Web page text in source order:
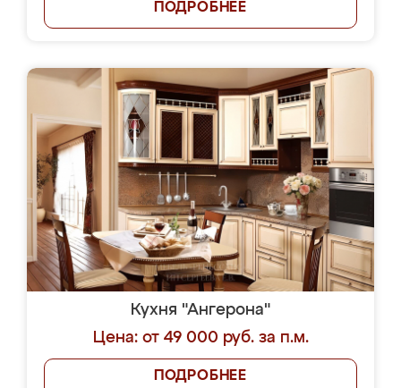
ПОДРОБНЕЕ
Кухня "Ангерона"
Цена: от 49 000 руб. за п.м.
ПОДРОБНЕЕ